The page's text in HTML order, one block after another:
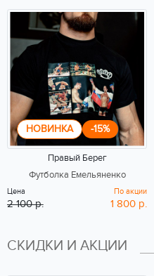
НОВИНКА -15%
Правый Берег
Футболка Емельяненко
Цена
2 100 р.
По акции
1 800 р.
СКИДКИ И АКЦИИ